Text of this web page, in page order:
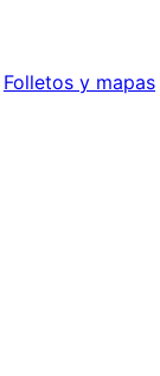
Folletos y mapas